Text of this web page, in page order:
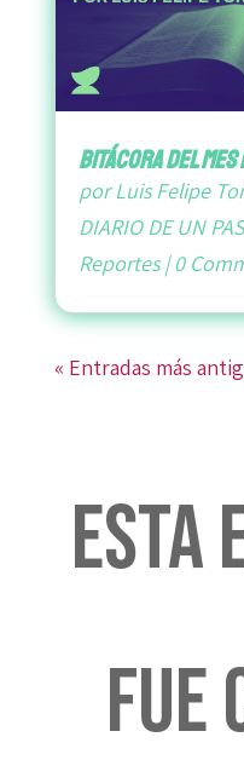
bitácora del mes
porLuis Felipe
DIARIO DE UN
Reportes|0
« Entradas más
Esta
fue